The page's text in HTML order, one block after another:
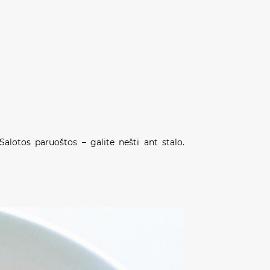
paruoštos – galite nešti ant stalo.